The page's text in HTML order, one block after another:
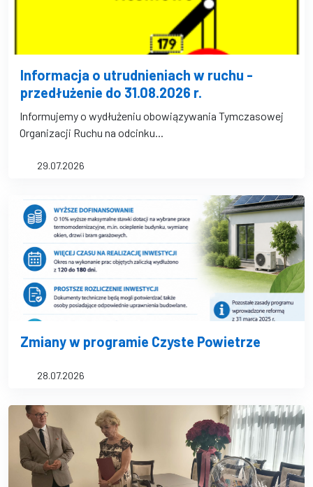
Informacja o utrudnieniach w ruchu -
przedłużenie do 31.08.2026 r.
Informujemy o wydłużeniu obowiązywania Tymczasowej
Organizacji Ruchu na odcinku...
29.07.2026
Zmiany w programie Czyste Powietrze
28.07.2026